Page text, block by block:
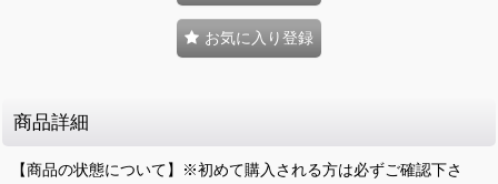
お気に入り登録
商品詳細
【商品の状態について】※初めて購入される方は必ずご確認下さ